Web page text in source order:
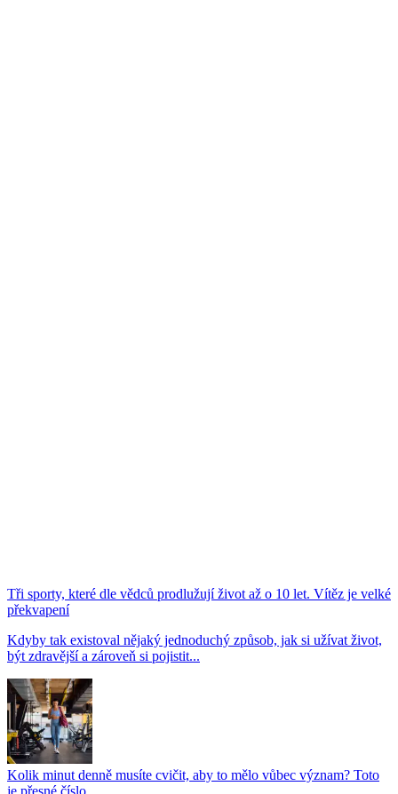
Tři sporty, které dle vědců prodlužují život až o 10 let. Vítěz je velké
překvapení
Kdyby tak existoval nějaký jednoduchý způsob, jak si užívat život,
být zdravější a zároveň si pojistit...
Kolik minut denně musíte cvičit, aby to mělo vůbec význam? Toto
je přesné číslo